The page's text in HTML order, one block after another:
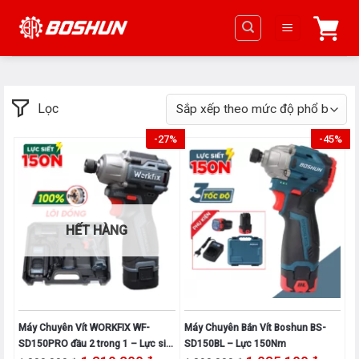
đến
Lọc
-27%
HẾT HÀNG
Máy Chuyên Vít WORKFIX WF-
SD150PRO đầu 2 trong 1 – Lực siết
-45%
Máy Chuyên Bắn Vít Boshun BS-
SD150BL – Lực 150Nm